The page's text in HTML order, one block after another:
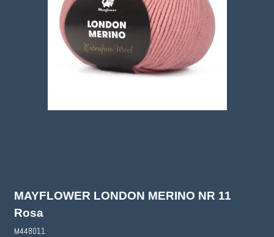
MAYFLOWER LONDON MERINO NR 11
Rosa
M448011